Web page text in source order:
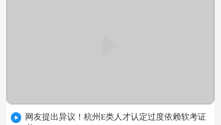
网友提出异议！杭州E类人才认定过度依赖软考证